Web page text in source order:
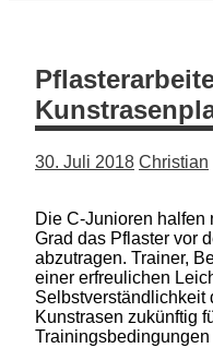
30. Juli 2018 Christian
Die C-Junioren halfen
Grad das Pflaster vor
abzutragen. Trainer,
einer erfreulichen
Selbstverständlichkeit
Kunstrasen zukünftig